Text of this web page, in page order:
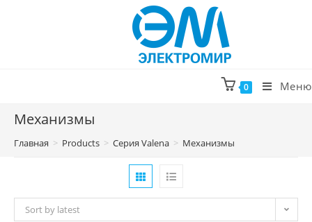
0 Меню
Механизмы
Главная > Products > Серия Valena > Механизмы
Sort by latest